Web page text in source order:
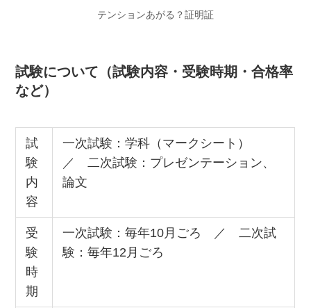
テンションあがる？証明証
試験について（試験内容・受験時期・合格率
など）
試
験
内
容
一次試験：学科（マークシート）
／ 二次試験：プレゼンテーション、
論文
受
験
時
期
一次試験：毎年10月ごろ ／ 二次試
験：毎年12月ごろ